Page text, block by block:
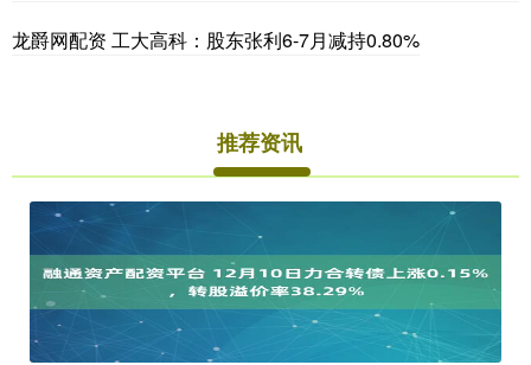
龙爵网配资 工大高科：股东张利6-7月减持0.80%
推荐资讯